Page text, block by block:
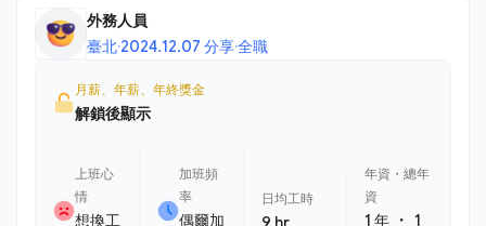
外務人員
臺北·2024.12.07 分享·全職
月薪、年薪、年終獎金
解鎖後顯示
上班心
情
想換工
加班頻
率
偶爾加
日均工時
9 hr
年資・總年
資
1 年 ・1